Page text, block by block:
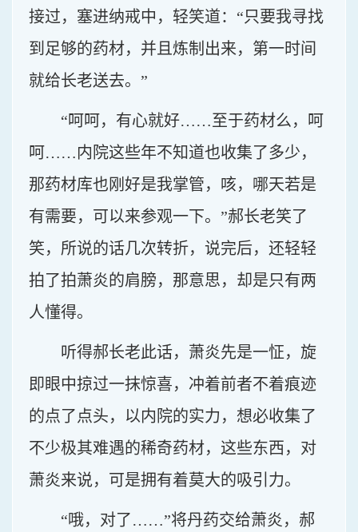
接过，塞进纳戒中，轻笑道：“只要我寻找
到足够的药材，并且炼制出来，第一时间
就给长老送去。”
“呵呵，有心就好……至于药材么，呵
呵……内院这些年不知道也收集了多少，
那药材库也刚好是我掌管，咳，哪天若是
有需要，可以来参观一下。”郝长老笑了
笑，所说的话几次转折，说完后，还轻轻
拍了拍萧炎的肩膀，那意思，却是只有两
人懂得。
听得郝长老此话，萧炎先是一怔，旋
即眼中掠过一抹惊喜，冲着前者不着痕迹
的点了点头，以内院的实力，想必收集了
不少极其难遇的稀奇药材，这些东西，对
萧炎来说，可是拥有着莫大的吸引力。
“哦，对了……”将丹药交给萧炎，郝